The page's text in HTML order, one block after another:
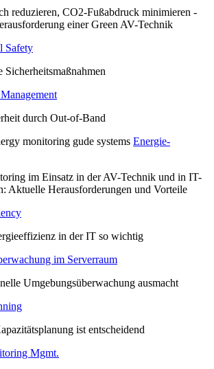
reduzieren, CO2-Fußabdruck minimieren -
einer Green AV-Technik
Safety
durch Out-of-Band
Energie-
im Einsatz in der AV-Technik und in IT-
Aktuelle Herausforderungen und Vorteile
in der IT so wichtig
im Serverraum
Umgebungsüberwachung ausmacht
ist entscheidend
Mgmt.